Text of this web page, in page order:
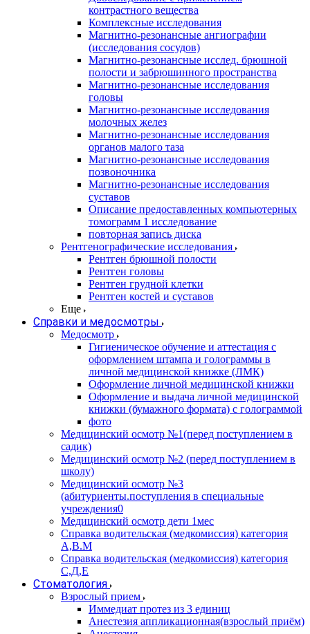
контрастного вещества
Комплексные исследования
Магнитно-резонансные ангиографии
(исследования сосудов)
Магнитно-резонансные исслед. брюшной
полости и забрюшинного пространства
Магнитно-резонансные исследования
головы
Магнитно-резонансные исследования
молочных желез
Магнитно-резонансные исследования
органов малого таза
Магнитно-резонансные исследования
позвоночника
Магнитно-резонансные исследования
суставов
Описание предоставленных компьютерных
томограмм 1 исследование
повторная запись диска
Рентгенографические исследования
Рентген брюшной полости
Рентген головы
Рентген грудной клетки
Рентген костей и суставов
Еще
Справки и медосмотры
Медосмотр
Гигиеническое обучение и аттестация с
оформлением штампа и голограммы в
личной медицинской книжке (ЛМК)
Оформление личной медицинской книжки
Оформление и выдача личной медицинской
книжки (бумажного формата) с голограммой
фото
Медицинский осмотр №1(перед поступлением в
садик)
Медицинский осмотр №2 (перед поступлением в
школу)
Медицинский осмотр №3
(абитуриенты.поступления в специальные
учреждения0
Медицинский осмотр дети 1мес
Справка водительская (медкомиссия) категория
А,В.М
Справка водительская (медкомиссия) категория
С,Д,Е
Стоматология
Взрослый прием
Иммедиат протез из 3 единиц
Анестезия аппликационная(взрослый приём)